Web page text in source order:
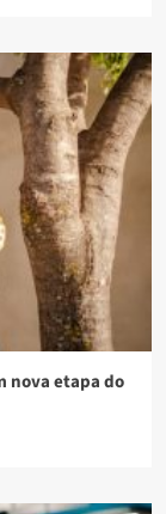
nova etapa do